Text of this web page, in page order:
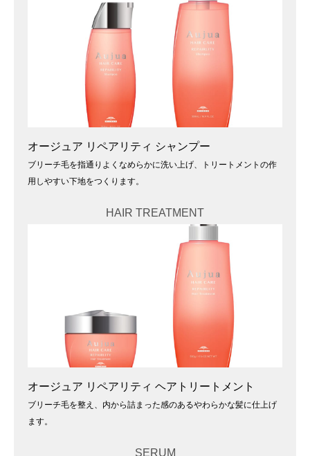
オージュア リペアリティ シャンプー
ブリーチ毛を指通りよくなめらかに洗い上げ、トリートメントの作
用しやすい下地をつくります。
HAIR TREATMENT
オージュア リペアリティ ヘアトリートメント
ブリーチ毛を整え、内から詰まった感のあるやわらかな髪に仕上げ
ます。
SERUM